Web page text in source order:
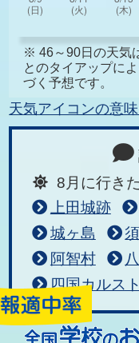
※ 46～90日の天気
とのタイアップに
づく予想です。
天気アイコンの意
8月に行き
上田城跡
城ヶ島
阿智村
四国カルスト